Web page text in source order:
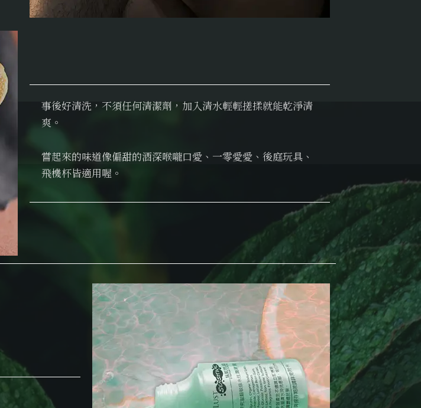
事後好清洗，不須任何清潔劑，加入清水輕輕搓揉就能乾淨清
爽。
嘗起來的味道像偏甜的酒深喉嚨口愛、一零愛愛、後庭玩具、
飛機杯皆適用喔。